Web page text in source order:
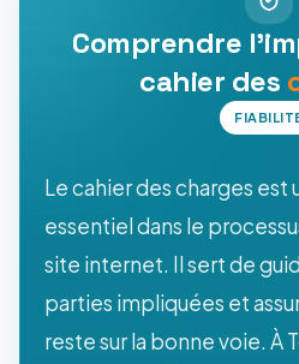
Comprendre
cahier des
Le cahier des charges est
essentiel dans le
site internet. Il sert de
parties impliquées et
reste sur la bonne voie. À